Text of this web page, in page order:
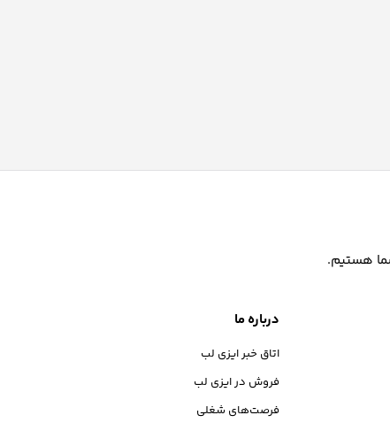
درباره ما
اتاق خبر ایزی لب
فروش در ایزی لب
فرصت‌های شغلی